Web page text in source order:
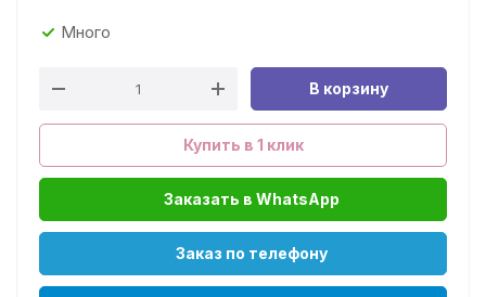
Много
В корзину
Купить в 1 клик
Заказать в WhatsApp
Заказ по телефону